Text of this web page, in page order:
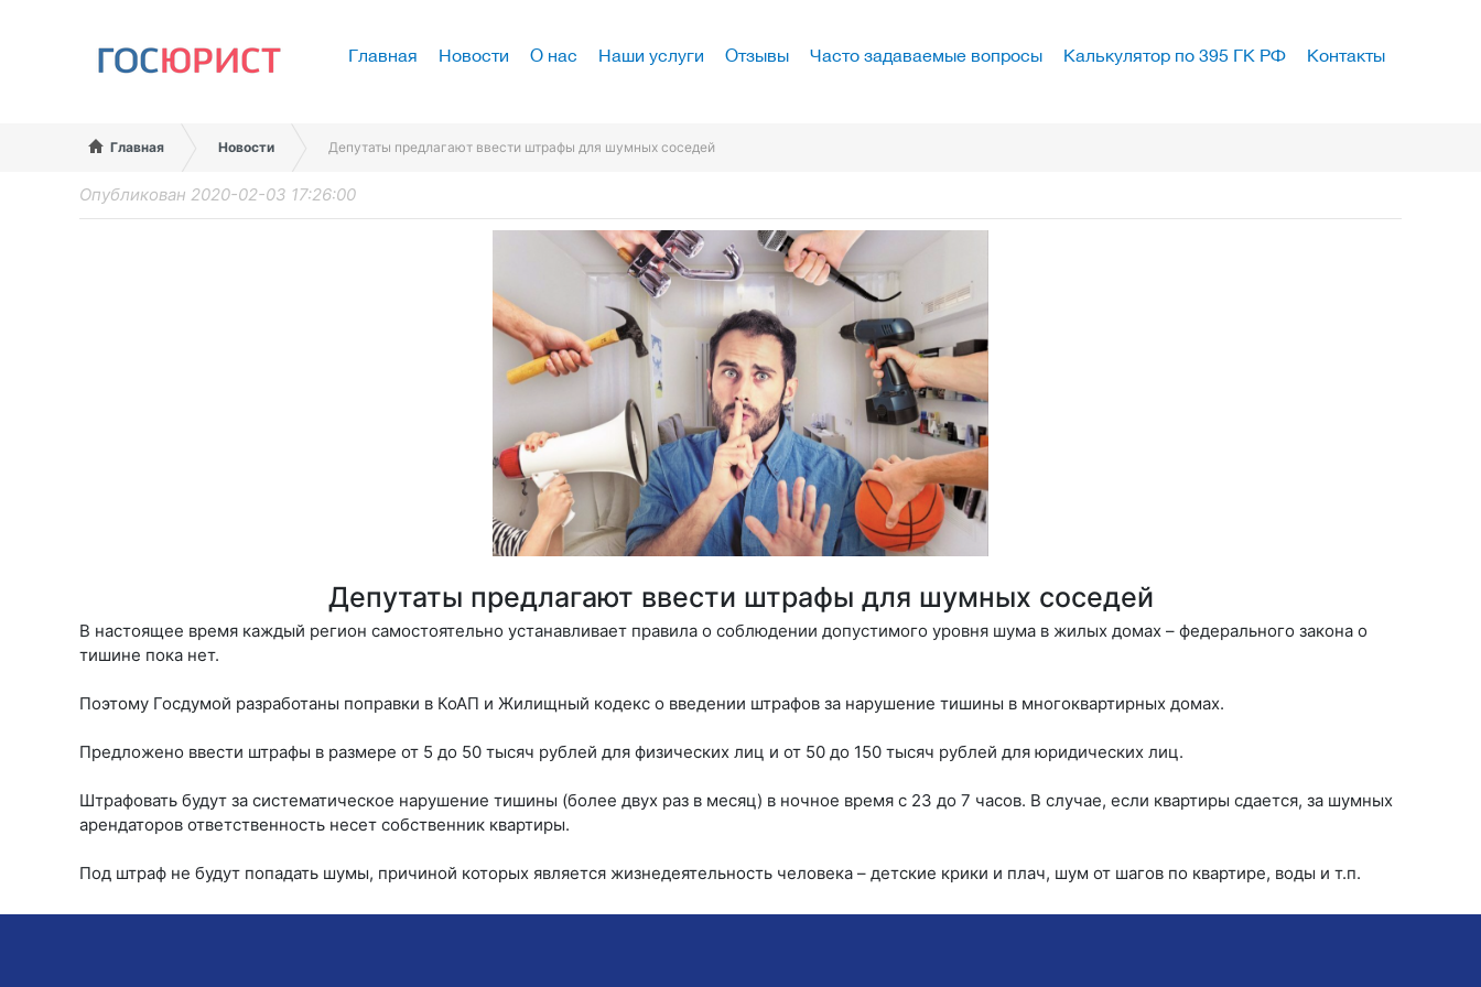
Главная Новости О нас Наши услуги Отзывы Часто задаваемые вопросы Калькулятор по 395 ГК РФ Контакты
Главная Новости Депутаты предлагают ввести штрафы для шумных соседей
Опубликован 2020-02-03 17:26:00
Депутаты предлагают ввести штрафы для шумных соседей
В настоящее время каждый регион самостоятельно устанавливает правила о соблюдении допустимого уровня шума в жилых домах – федерального закона о
тишине пока нет.
Поэтому Госдумой разработаны поправки в КоАП и Жилищный кодекс о введении штрафов за нарушение тишины в многоквартирных домах.
Предложено ввести штрафы в размере от 5 до 50 тысяч рублей для физических лиц и от 50 до 150 тысяч рублей для юридических лиц.
Штрафовать будут за систематическое нарушение тишины (более двух раз в месяц) в ночное время с 23 до 7 часов. В случае, если квартиры сдается, за шумных
арендаторов ответственность несет собственник квартиры.
Под штраф не будут попадать шумы, причиной которых является жизнедеятельность человека – детские крики и плач, шум от шагов по квартире, воды и т.п.